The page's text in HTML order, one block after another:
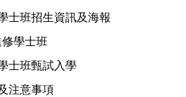
士班招生資訊及海報
學士班
士班甄試入學
注意事項